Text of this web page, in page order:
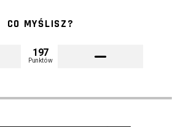
CO MYŚLISZ?
197
Punktów